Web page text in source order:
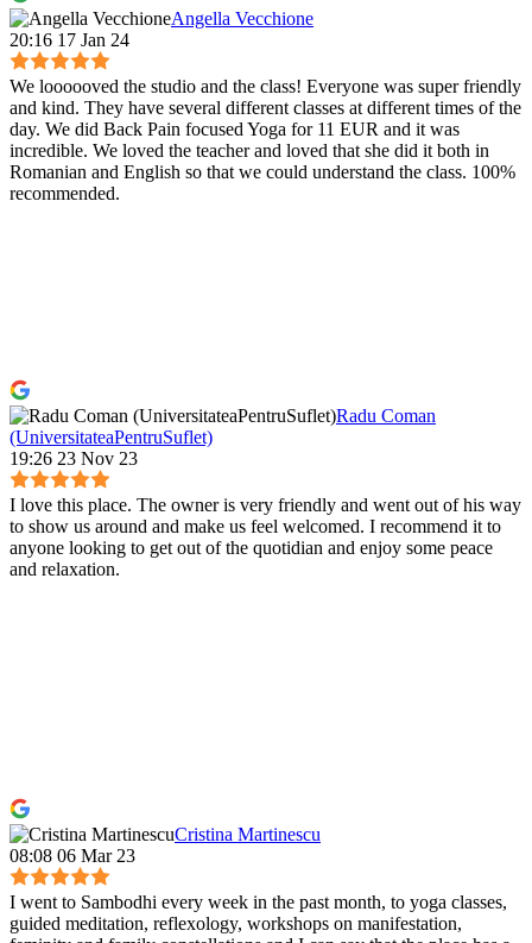
Angella Vecchione
20:16 17 Jan 24
We loooooved the studio and the class! Everyone was super friendly
and kind. They have several different classes at different times of the
day. We did Back Pain focused Yoga for 11 EUR and it was
incredible. We loved the teacher and loved that she did it both in
Romanian and English so that we could understand the class. 100%
recommended.
Radu Coman
(UniversitateaPentruSuflet)
19:26 23 Nov 23
I love this place. The owner is very friendly and went out of his way
to show us around and make us feel welcomed. I recommend it to
anyone looking to get out of the quotidian and enjoy some peace
and relaxation.
Cristina Martinescu
08:08 06 Mar 23
I went to Sambodhi every week in the past month, to yoga classes,
guided meditation, reflexology, workshops on manifestation,